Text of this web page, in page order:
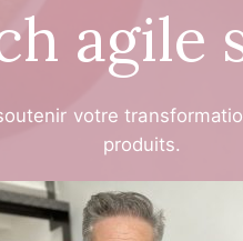
agile
votre
produits.